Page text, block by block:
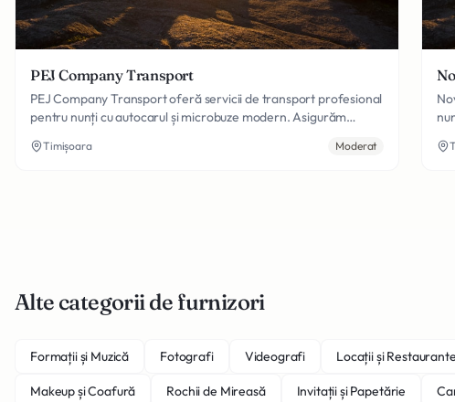
PEJ Company Transport
PEJ Company Transport oferă servicii de transport profesional
pentru nunți cu autocarul și microbuze modern. Asigurăm
experimentați și fleet-ul bine întreținut.
Timișoara Moderat
Alte categorii de furnizori
Formații și Muzică Fotografi Videografi Locații și Restaurante
Makeup și Coafură Rochii de Mireasă Invitații și Papetărie